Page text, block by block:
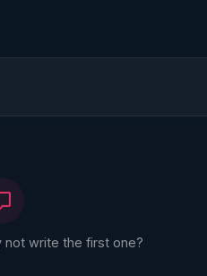
not write the first one?